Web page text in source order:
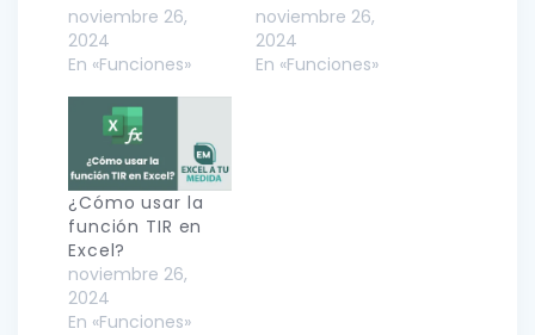
noviembre 26,
2024
En «Funciones»
noviembre 26,
2024
En «Funciones»
¿Cómo usar la
función TIR en
Excel?
noviembre 26,
2024
En «Funciones»